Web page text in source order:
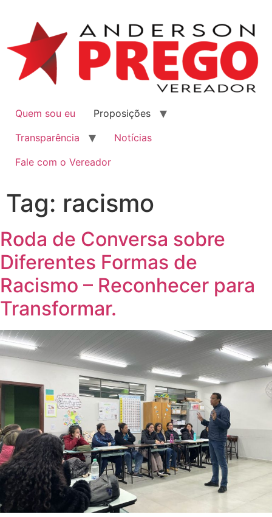
Quem sou eu
Proposições
Transparência
Notícias
Fale com o Vereador
Tag: racismo
Roda de Conversa sobre
Diferentes Formas de
Racismo – Reconhecer para
Transformar.